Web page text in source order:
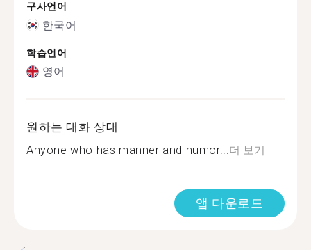
구사언어
한국어
학습언어
영어
원하는 대화 상대
Anyone who has manner and humor...더 보기
앱 다운로드